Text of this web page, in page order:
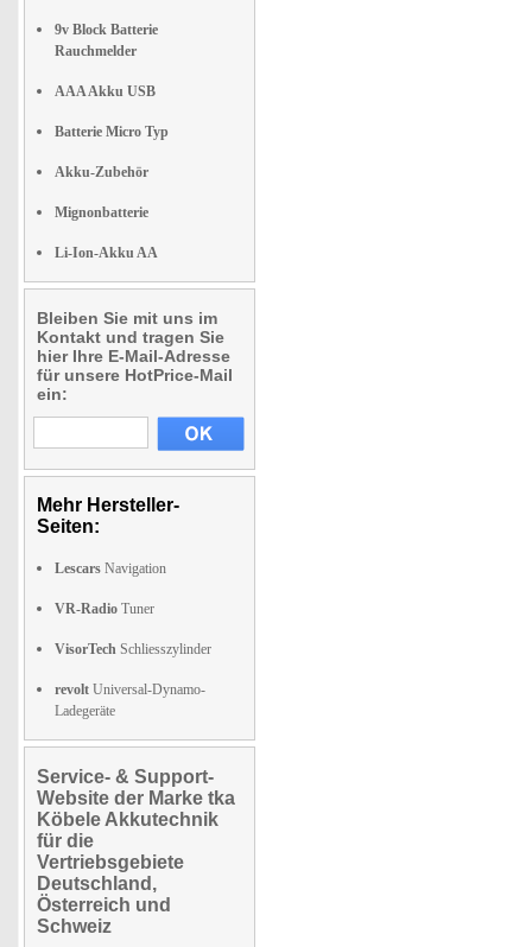
9v Block Batterie
Rauchmelder
AAA Akku USB
Batterie Micro Typ
Akku-Zubehör
Mignonbatterie
Li-Ion-Akku AA
Bleiben Sie mit uns im
Kontakt und tragen Sie
hier Ihre E-Mail-Adresse
für unsere HotPrice-Mail
ein:
Mehr Hersteller-
Seiten:
Lescars Navigation
VR-Radio Tuner
VisorTech Schliesszylinder
revolt Universal-Dynamo-
Ladegeräte
Service- & Support-
Website der Marke tka
Köbele Akkutechnik
für die
Vertriebsgebiete
Deutschland,
Österreich und
Schweiz